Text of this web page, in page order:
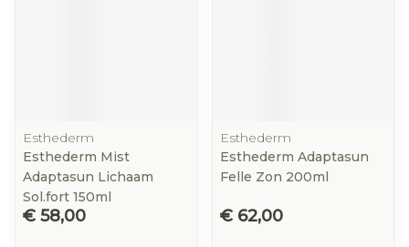
Esthederm
Esthederm Mist
Adaptasun Lichaam
Sol.fort 150ml
€ 58,00
Esthederm
Esthederm Adaptasun
Felle Zon 200ml
€ 62,00